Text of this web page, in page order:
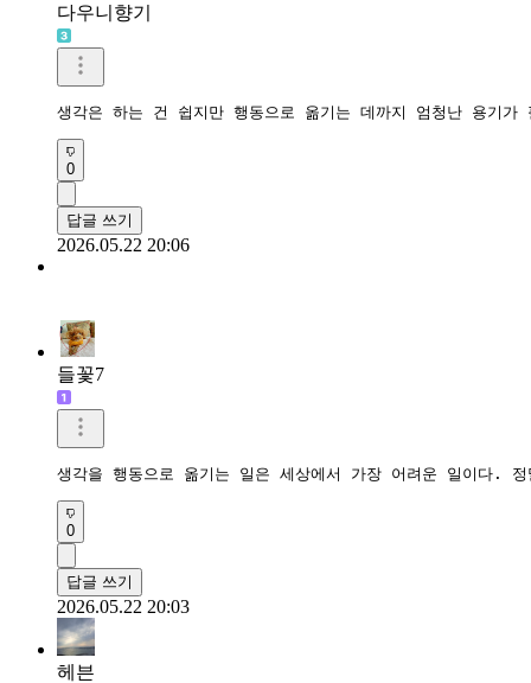
다우니향기
생각은 하는 건 쉽지만 행동으로 옮기는 데까지 엄청난 용기가
0
답글 쓰기
2026.05.22 20:06
들꽃7
0
답글 쓰기
2026.05.22 20:03
헤븐